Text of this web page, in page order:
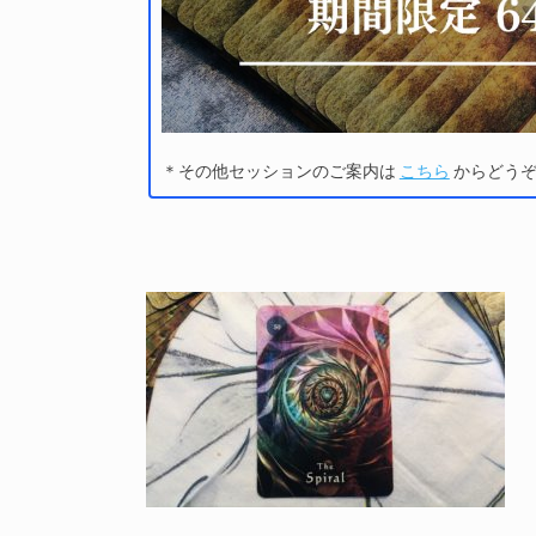
＊その他セッションのご案内は こちら からどう